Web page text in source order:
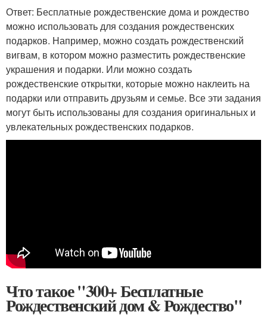
Ответ: Бесплатные рождественские дома и рождество
можно использовать для создания рождественских
подарков. Например, можно создать рождественский
вигвам, в котором можно разместить рождественские
украшения и подарки. Или можно создать
рождественские открытки, которые можно наклеить на
подарки или отправить друзьям и семье. Все эти задания
могут быть использованы для создания оригинальных и
увлекательных рождественских подарков.
Что такое "300+ Бесплатные
Рождественский дом & Рождество"